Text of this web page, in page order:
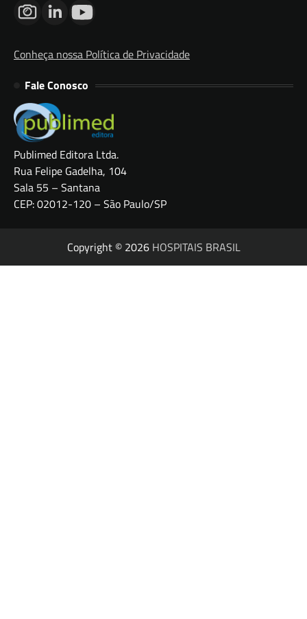
Conheça nossa Política de Privacidade
Fale Conosco
Publimed Editora Ltda.
Rua Felipe Gadelha, 104
Sala 55 – Santana
CEP: 02012-120 – São Paulo/SP
Copyright © 2026 HOSPITAIS BRASIL